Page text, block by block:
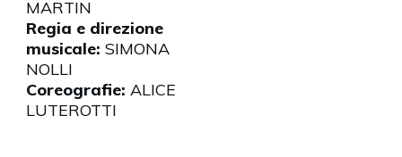
MARTIN
Regia e direzione
musicale: SIMONA
NOLLI
Coreografie: ALICE
LUTEROTTI